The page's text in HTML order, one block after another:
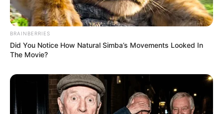
BRAINBERRIES
Did You Notice How Natural Simba’s Movements Looked In
The Movie?